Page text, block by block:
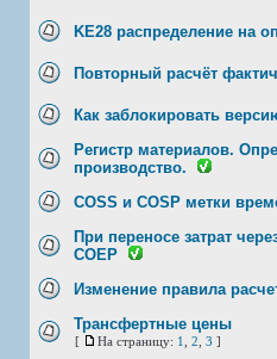
KE28 распределение на
Повторный расчёт
Как заблокировать
Регистр материалов.
производство.
COSS и COSP метки
При переносе затрат
COEP
Изменение правила
Трансфертные цены
[ На страницу: 1 2 3 ]